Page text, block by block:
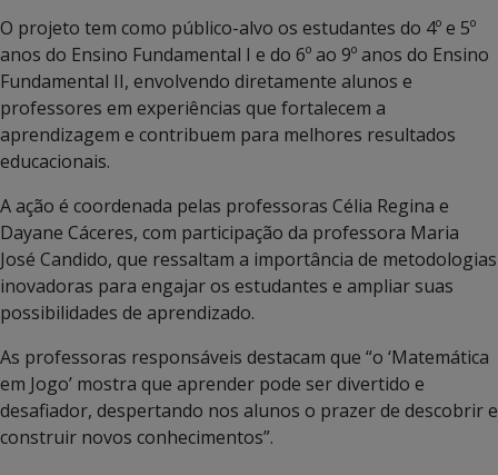
O projeto tem como público-alvo os estudantes do 4º e 5º
anos do Ensino Fundamental I e do 6º ao 9º anos do Ensino
Fundamental II, envolvendo diretamente alunos e
professores em experiências que fortalecem a
aprendizagem e contribuem para melhores resultados
educacionais.
A ação é coordenada pelas professoras Célia Regina e
Dayane Cáceres, com participação da professora Maria
José Candido, que ressaltam a importância de metodologias
inovadoras para engajar os estudantes e ampliar suas
possibilidades de aprendizado.
As professoras responsáveis destacam que “o ‘Matemática
em Jogo’ mostra que aprender pode ser divertido e
desafiador, despertando nos alunos o prazer de descobrir e
construir novos conhecimentos”.